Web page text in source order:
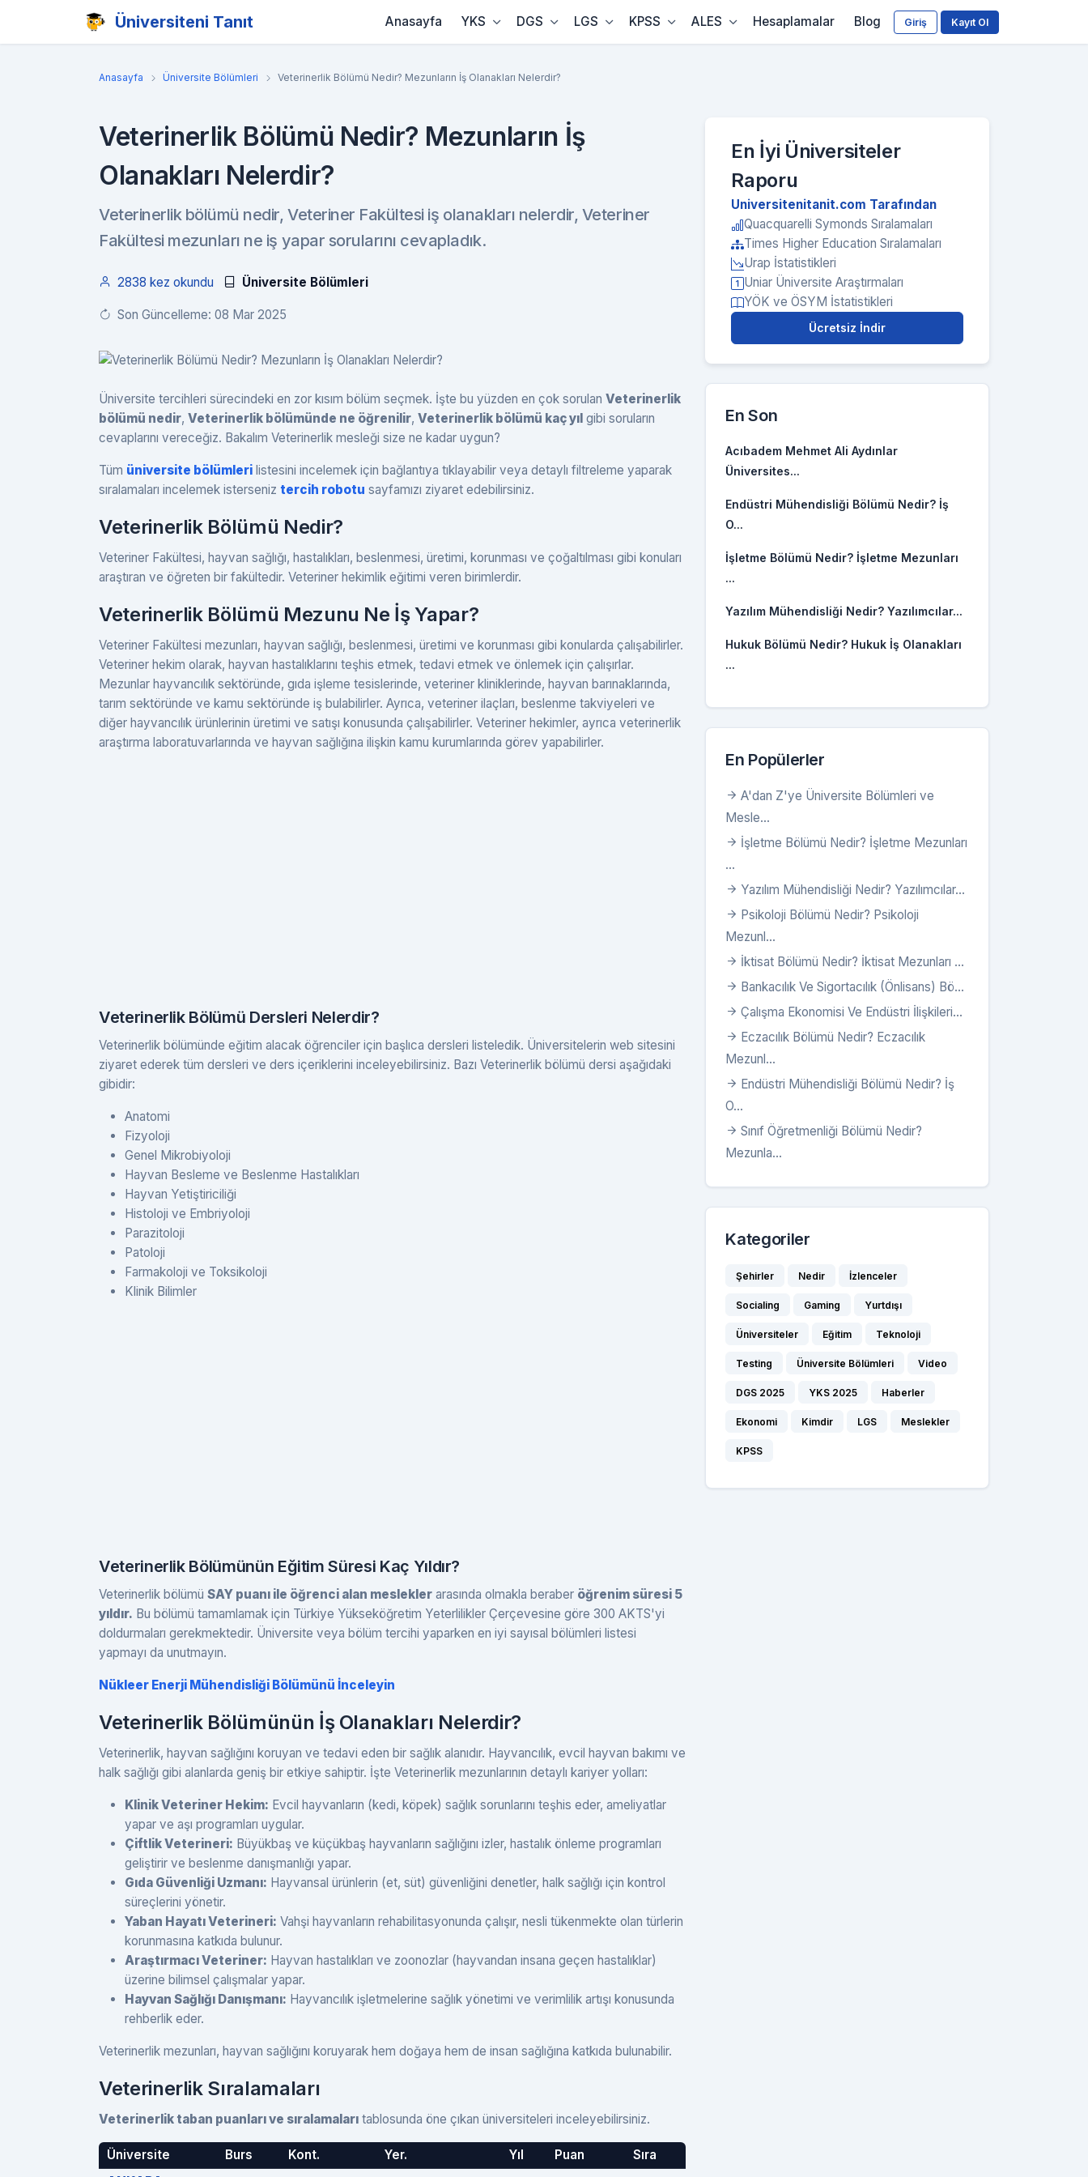
Üniversiteni Tanıt Giriş Kayıt Ol
Anasayfa YKS DGS LGS KPSS ALES Hesaplamalar Blog
Anasayfa Üniversite Bölümleri Veterinerlik Bölümü Nedir? Mezunların İş Olanakları Nelerdir?
Veterinerlik Bölümü Nedir? Mezunların İş
Olanakları Nelerdir?
Veterinerlik bölümü nedir, Veteriner Fakültesi iş olanakları nelerdir, Veteriner
Fakültesi mezunları ne iş yapar sorularını cevapladık.
2838 kez okundu Üniversite Bölümleri
Son Güncelleme: 08 Mar 2025
Üniversite tercihleri sürecindeki en zor kısım bölüm seçmek. İşte bu yüzden en çok sorulan Veterinerlik
bölümü nedir, Veterinerlik bölümünde ne öğrenilir, Veterinerlik bölümü kaç yıl gibi soruların
cevaplarını vereceğiz. Bakalım Veterinerlik mesleği size ne kadar uygun?
Tüm üniversite bölümleri listesini incelemek için bağlantıya tıklayabilir veya detaylı filtreleme yaparak
sıralamaları incelemek isterseniz tercih robotu sayfamızı ziyaret edebilirsiniz.
Veterinerlik Bölümü Nedir?
Veteriner Fakültesi, hayvan sağlığı, hastalıkları, beslenmesi, üretimi, korunması ve çoğaltılması gibi konuları
araştıran ve öğreten bir fakültedir. Veteriner hekimlik eğitimi veren birimlerdir.
Veterinerlik Bölümü Mezunu Ne İş Yapar?
Veteriner Fakültesi mezunları, hayvan sağlığı, beslenmesi, üretimi ve korunması gibi konularda çalışabilirler.
Veteriner hekim olarak, hayvan hastalıklarını teşhis etmek, tedavi etmek ve önlemek için çalışırlar.
Mezunlar hayvancılık sektöründe, gıda işleme tesislerinde, veteriner kliniklerinde, hayvan barınaklarında,
tarım sektöründe ve kamu sektöründe iş bulabilirler. Ayrıca, veteriner ilaçları, beslenme takviyeleri ve
diğer hayvancılık ürünlerinin üretimi ve satışı konusunda çalışabilirler. Veteriner hekimler, ayrıca veterinerlik
araştırma laboratuvarlarında ve hayvan sağlığına ilişkin kamu kurumlarında görev yapabilirler.
Veterinerlik Bölümü Dersleri Nelerdir?
Veterinerlik bölümünde eğitim alacak öğrenciler için başlıca dersleri listeledik. Üniversitelerin web sitesini
ziyaret ederek tüm dersleri ve ders içeriklerini inceleyebilirsiniz. Bazı Veterinerlik bölümü dersi aşağıdaki
gibidir:
Anatomi
Fizyoloji
Genel Mikrobiyoloji
Hayvan Besleme ve Beslenme Hastalıkları
Hayvan Yetiştiriciliği
Histoloji ve Embriyoloji
Parazitoloji
Patoloji
Farmakoloji ve Toksikoloji
Klinik Bilimler
Veterinerlik Bölümünün Eğitim Süresi Kaç Yıldır?
Veterinerlik bölümü SAY puanı ile öğrenci alan meslekler arasında olmakla beraber öğrenim süresi 5
yıldır. Bu bölümü tamamlamak için Türkiye Yükseköğretim Yeterlilikler Çerçevesine göre 300 AKTS'yi
doldurmaları gerekmektedir. Üniversite veya bölüm tercihi yaparken en iyi sayısal bölümleri listesi
yapmayı da unutmayın.
Nükleer Enerji Mühendisliği Bölümünü İnceleyin
Veterinerlik Bölümünün İş Olanakları Nelerdir?
Veterinerlik, hayvan sağlığını koruyan ve tedavi eden bir sağlık alanıdır. Hayvancılık, evcil hayvan bakımı ve
halk sağlığı gibi alanlarda geniş bir etkiye sahiptir. İşte Veterinerlik mezunlarının detaylı kariyer yolları:
Klinik Veteriner Hekim: Evcil hayvanların (kedi, köpek) sağlık sorunlarını teşhis eder, ameliyatlar
yapar ve aşı programları uygular.
Çiftlik Veterineri: Büyükbaş ve küçükbaş hayvanların sağlığını izler, hastalık önleme programları
geliştirir ve beslenme danışmanlığı yapar.
Gıda Güvenliği Uzmanı: Hayvansal ürünlerin (et, süt) güvenliğini denetler, halk sağlığı için kontrol
süreçlerini yönetir.
Yaban Hayatı Veterineri: Vahşi hayvanların rehabilitasyonunda çalışır, nesli tükenmekte olan türlerin
korunmasına katkıda bulunur.
Araştırmacı Veteriner: Hayvan hastalıkları ve zoonozlar (hayvandan insana geçen hastalıklar)
üzerine bilimsel çalışmalar yapar.
Hayvan Sağlığı Danışmanı: Hayvancılık işletmelerine sağlık yönetimi ve verimlilik artışı konusunda
rehberlik eder.
Veterinerlik mezunları, hayvan sağlığını koruyarak hem doğaya hem de insan sağlığına katkıda bulunabilir.
Veterinerlik Sıralamaları
Veterinerlik taban puanları ve sıralamaları tablosunda öne çıkan üniversiteleri inceleyebilirsiniz.
Üniversite Burs Kont. Yer. Yıl Puan
Sıra
En İyi Üniversiteler
Raporu
Universitenitanit.com Tarafından
Quacquarelli Symonds Sıralamaları
Times Higher Education Sıralamaları
Urap İstatistikleri
Uniar Üniversite Araştırmaları
YÖK ve ÖSYM İstatistikleri
Ücretsiz İndir
En Son
Acıbadem Mehmet Ali Aydınlar
Üniversites...
Endüstri Mühendisliği Bölümü Nedir? İş
O...
İşletme Bölümü Nedir? İşletme Mezunları
...
Yazılım Mühendisliği Nedir? Yazılımcılar...
Hukuk Bölümü Nedir? Hukuk İş Olanakları
...
En Popülerler
A'dan Z'ye Üniversite Bölümleri ve
Mesle...
İşletme Bölümü Nedir? İşletme Mezunları
...
Yazılım Mühendisliği Nedir? Yazılımcılar...
Psikoloji Bölümü Nedir? Psikoloji
Mezunl...
İktisat Bölümü Nedir? İktisat Mezunları ...
Bankacılık Ve Sigortacılık (Önlisans) Bö...
Çalışma Ekonomisi Ve Endüstri İlişkileri...
Eczacılık Bölümü Nedir? Eczacılık
Mezunl...
Endüstri Mühendisliği Bölümü Nedir? İş
O...
Sınıf Öğretmenliği Bölümü Nedir?
Mezunla...
Kategoriler
Şehirler Nedir İzlenceler
Socialing Gaming Yurtdışı
Üniversiteler Eğitim Teknoloji
Testing Üniversite Bölümleri Video
DGS 2025 YKS 2025 Haberler
Ekonomi Kimdir LGS Meslekler
KPSS